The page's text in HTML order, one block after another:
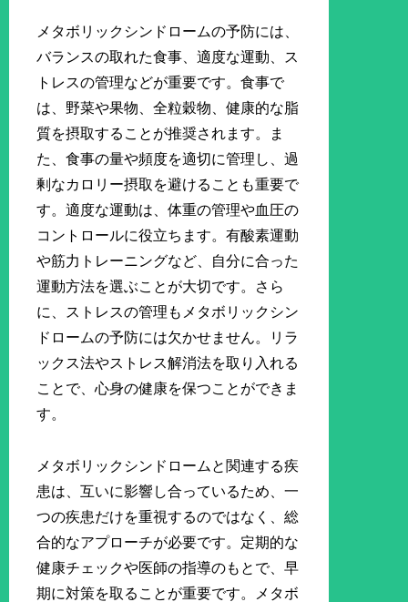
メタボリックシンドロームの予防には、
バランスの取れた食事、適度な運動、ス
トレスの管理などが重要です。食事で
は、野菜や果物、全粒穀物、健康的な脂
質を摂取することが推奨されます。ま
た、食事の量や頻度を適切に管理し、過
剰なカロリー摂取を避けることも重要で
す。適度な運動は、体重の管理や血圧の
コントロールに役立ちます。有酸素運動
や筋力トレーニングなど、自分に合った
運動方法を選ぶことが大切です。さら
に、ストレスの管理もメタボリックシン
ドロームの予防には欠かせません。リラ
ックス法やストレス解消法を取り入れる
ことで、心身の健康を保つことができま
す。
メタボリックシンドロームと関連する疾
患は、互いに影響し合っているため、一
つの疾患だけを重視するのではなく、総
合的なアプローチが必要です。定期的な
健康チェックや医師の指導のもとで、早
期に対策を取ることが重要です。メタボ